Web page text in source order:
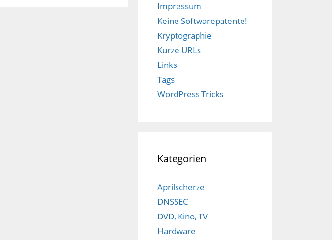
Impressum
Keine Softwarepatente!
Kryptographie
Kurze URLs
Links
Tags
WordPress Tricks
Kategorien
Aprilscherze
DNSSEC
DVD, Kino, TV
Hardware